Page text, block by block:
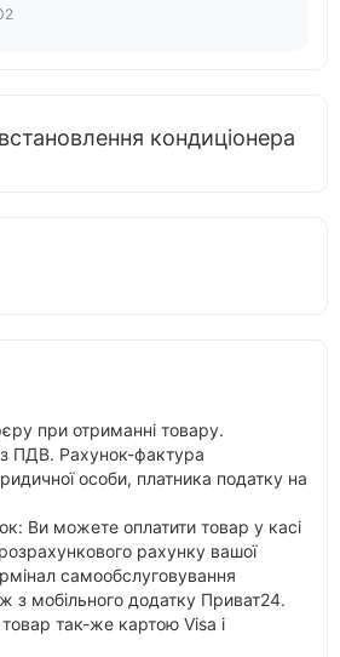
кондиціонера
при отриманні товару.
з ПДВ. Рахунок-фактура
особи, платника податку на
Ви можете оплатити товар у касі
рахунку вашої
самообслуговування
з мобільного додатку Приват24.
так-же картою Visa і